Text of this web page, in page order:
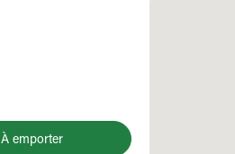
À emporter